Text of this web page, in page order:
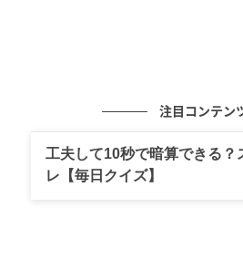
注目コンテン
工夫して10秒で暗算できる？
レ【毎日クイズ】